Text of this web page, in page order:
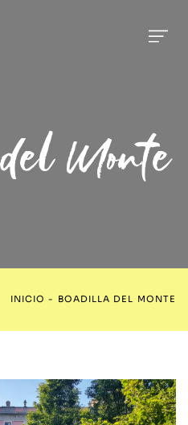
Monte
INICIO - BOADILLA DEL MONTE